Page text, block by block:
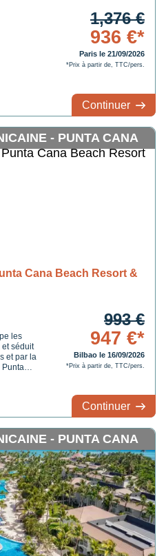
1,376 €
936 €*
Paris le 21/09/2026
*Prix à partir de, TTC/pers.
Continuer
- PUNTA CANA
Cana Beach Resort &
les
séduit
et par la
Punta
resorts le
est ...
993 €
947 €*
Bilbao le 16/09/2026
*Prix à partir de, TTC/pers.
Continuer
- PUNTA CANA